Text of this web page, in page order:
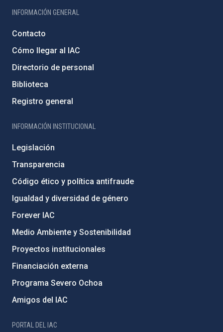
INFORMACIÓN GENERAL
Contacto
Cómo llegar al IAC
Directorio de personal
Biblioteca
Registro general
INFORMACIÓN INSTITUCIONAL
Legislación
Transparencia
Código ético y política antifraude
Igualdad y diversidad de género
Forever IAC
Medio Ambiente y Sostenibilidad
Proyectos institucionales
Financiación externa
Programa Severo Ochoa
Amigos del IAC
PORTAL DEL IAC